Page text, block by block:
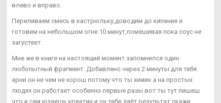
влево и вправо.
Переливаем смесь в кастрюльку,доводим до кипения и
готовим на небольшом огне 10 минут,помешивая пока соус не
загустеет.
Мне же в книге на настоящий момент запомнился один
любопытный фрагмент. Добавлено через 2 минуты для тебя
арни он не чем не хорош потому что ты химик а на простых
людях он работает особенно первые разы вот ты тут пишеш
что и сам юзаешь креатин и он тебе даёт результат скажи